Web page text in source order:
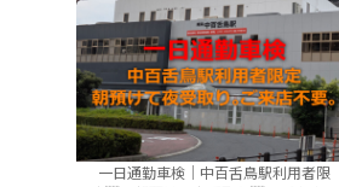
一日通勤車検｜中百舌鳥駅利用者限